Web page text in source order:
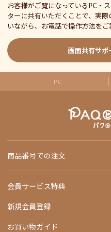
お客様がご覧になっているPC・
ターに共有いただくことで、実
いながら、お電話で操作方法をご
画面共有サポ
PC
商品番号での注文
会員サービス特典
新規会員登録
お買い物ガイド